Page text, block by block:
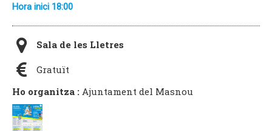
Hora inici 18:00
Sala de les Lletres
Gratuït
Ho organitza : Ajuntament del Masnou